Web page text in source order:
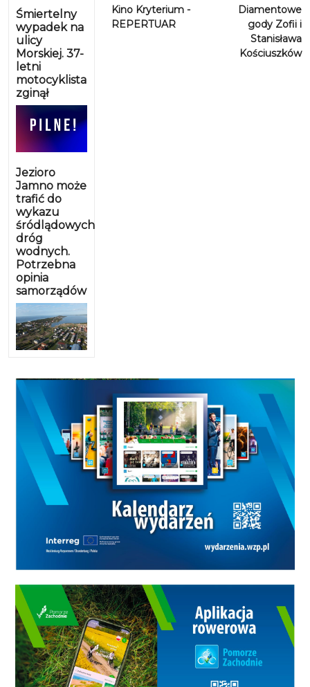
Śmiertelny
wypadek na
ulicy
Morskiej. 37-
letni
motocyklista
zginął
Jezioro
Jamno może
trafić do
wykazu
śródlądowych
dróg
wodnych.
Potrzebna
opinia
samorządów
po dramatycznej końcówce z
beniaminkiem Ekstraligi
Chłopakami z Sąsiedztwa.
Słupszczanie udowodnili po raz
cele. Wicemistrzowie Powiat
Białogard grając praktycznie jedną
piątką bardzo pewnie ograli
przemeblowane NMC. Meczem
otwarcia sezonu była rywalizacji
medalistów I Dywizji z ubiegłej
kampanii Domaru Tatów i Lidera
Koszalin GMK. Domar po słabszym
początku opanował sytuację
jest bardzo udany powrót po
paru sezonach na parkiet
Sebastiana Tałaja, który od razu
pokazał świetną strzelecką formę.
W pozostałych meczach pewnie
wygrywali Klubokawiarnia Blaszak
Kino Kryterium -
REPERTUAR
Diamentowe
gody Zofii i
Stanisława
Kościuszków